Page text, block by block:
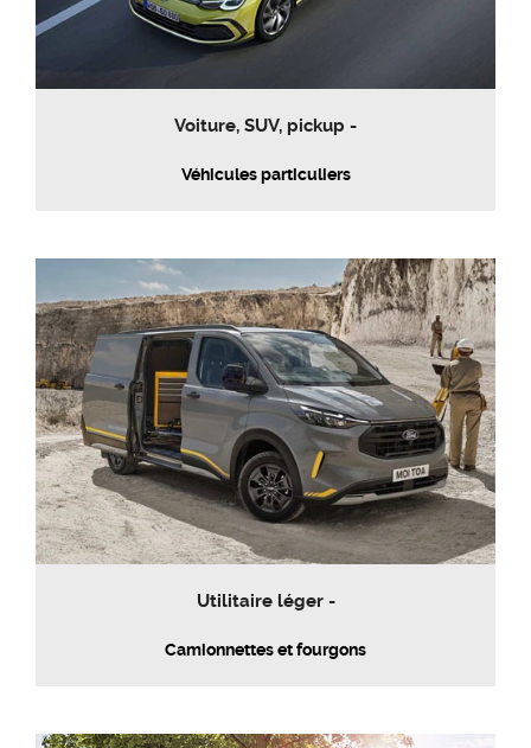
Voiture, SUV, pickup -
Véhicules particuliers
Utilitaire léger -
Camionnettes et fourgons